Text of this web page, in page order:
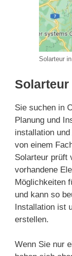
Solarteur
Sie suchen in
Planung und
installation
von einem
Solarteur prüft
vorhandene
Möglichkeiten
und kann so
Installation ist
erstellen.
Wenn Sie nur